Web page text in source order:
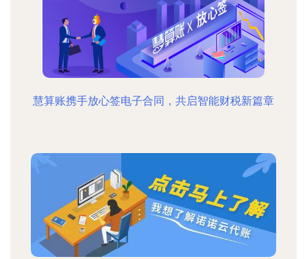
慧算账携手放心签电子合同，共启智能财税新篇章